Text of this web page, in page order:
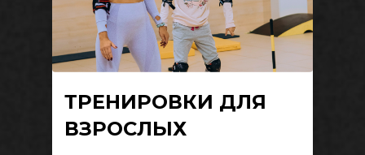
ТРЕНИРОВКИ ДЛЯ
ВЗРОСЛЫХ